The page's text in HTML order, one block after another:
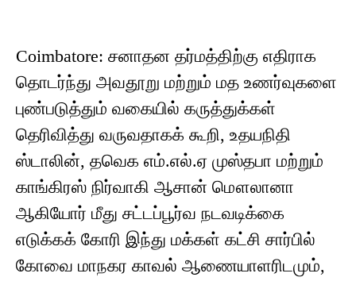
Coimbatore: சனாதன தர்மத்திற்கு எதிராக
தொடர்ந்து அவதூறு மற்றும் மத உணர்வுகளை
புண்படுத்தும் வகையில் கருத்துக்கள்
தெரிவித்து வருவதாகக் கூறி, உதயநிதி
ஸ்டாலின், தவெக எம்.எல்.ஏ முஸ்தபா மற்றும்
காங்கிரஸ் நிர்வாகி ஆசான் மௌலானா
ஆகியோர் மீது சட்டப்பூர்வ நடவடிக்கை
எடுக்கக் கோரி இந்து மக்கள் கட்சி சார்பில்
கோவை மாநகர காவல் ஆணையாளரிடமும்,